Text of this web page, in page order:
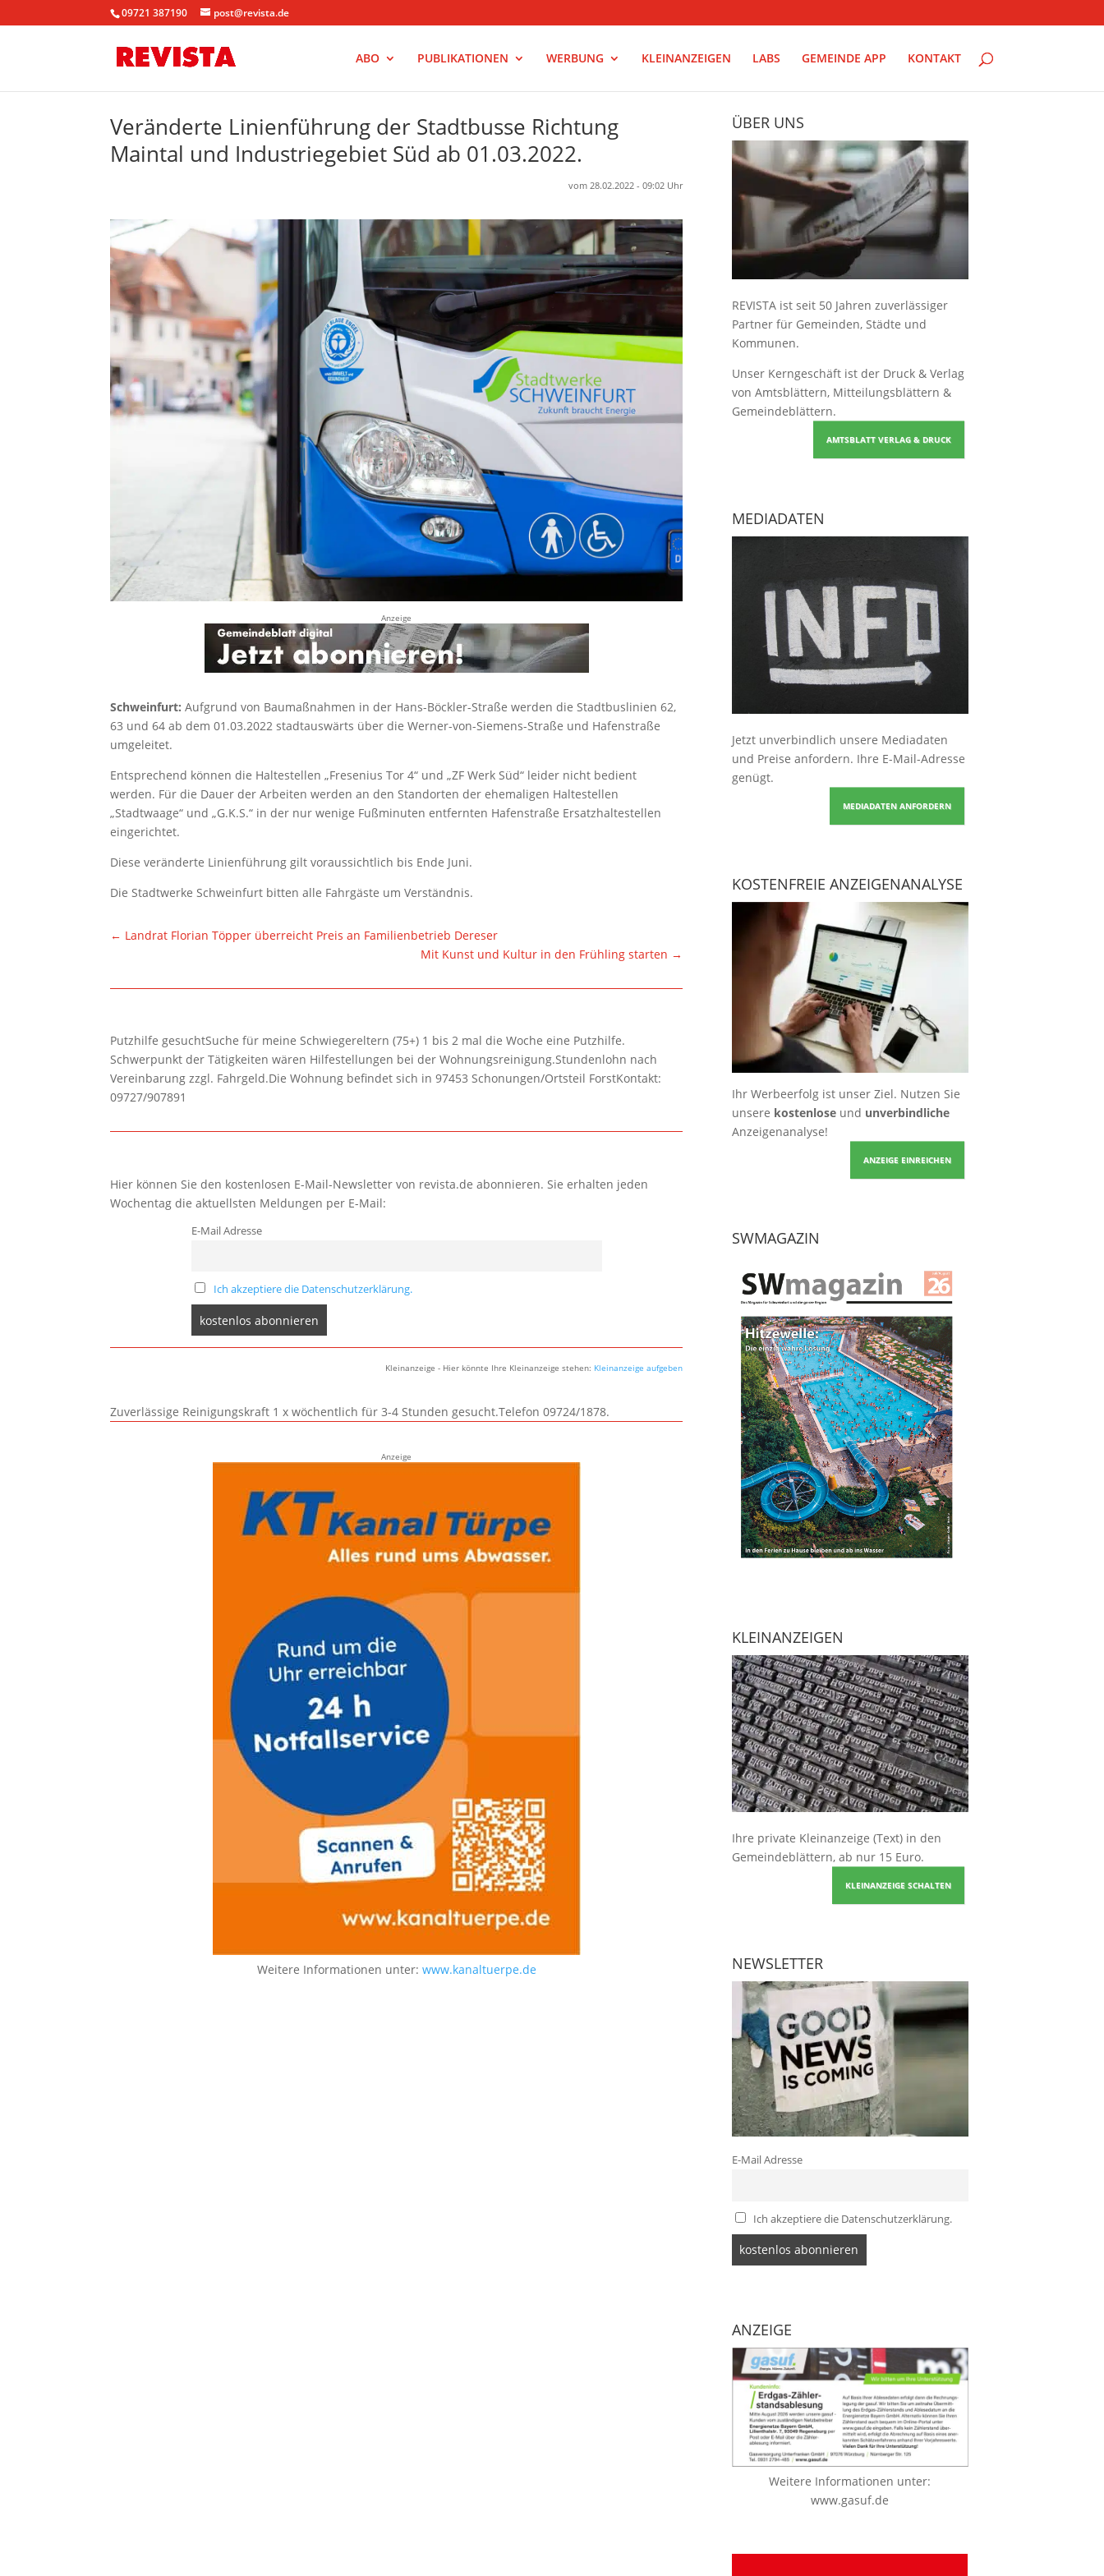
09721 387190 post@revista.de
ABO PUBLIKATIONEN WERBUNG KLEINANZEIGEN LABS GEMEINDE APP KONTAKT
Veränderte Linienführung der Stadtbusse Richtung
Maintal und Industriegebiet Süd ab 01.03.2022.
vom 28.02.2022 - 09:02 Uhr
Anzeige
Schweinfurt: Aufgrund von Baumaßnahmen in der Hans-Böckler-Straße werden die Stadtbuslinien 62,
63 und 64 ab dem 01.03.2022 stadtauswärts über die Werner-von-Siemens-Straße und Hafenstraße
umgeleitet.
Entsprechend können die Haltestellen „Fresenius Tor 4“ und „ZF Werk Süd“ leider nicht bedient
werden. Für die Dauer der Arbeiten werden an den Standorten der ehemaligen Haltestellen
„Stadtwaage“ und „G.K.S.“ in der nur wenige Fußminuten entfernten Hafenstraße Ersatzhaltestellen
eingerichtet.
Diese veränderte Linienführung gilt voraussichtlich bis Ende Juni.
Die Stadtwerke Schweinfurt bitten alle Fahrgäste um Verständnis.
← Landrat Florian Töpper überreicht Preis an Familienbetrieb Dereser
Mit Kunst und Kultur in den Frühling starten →
Putzhilfe gesuchtSuche für meine Schwiegereltern (75+) 1 bis 2 mal die Woche eine Putzhilfe.
Schwerpunkt der Tätigkeiten wären Hilfestellungen bei der Wohnungsreinigung.Stundenlohn nach
Vereinbarung zzgl. Fahrgeld.Die Wohnung befindet sich in 97453 Schonungen/Ortsteil ForstKontakt:
09727/907891
Hier können Sie den kostenlosen E-Mail-Newsletter von revista.de abonnieren. Sie erhalten jeden
Wochentag die aktuellsten Meldungen per E-Mail:
E-Mail Adresse
Ich akzeptiere die Datenschutzerklärung.
Kleinanzeige - Hier könnte Ihre Kleinanzeige stehen: Kleinanzeige aufgeben
Zuverlässige Reinigungskraft 1 x wöchentlich für 3-4 Stunden gesucht.Telefon 09724/1878.
Anzeige
Weitere Informationen unter: www.kanaltuerpe.de
ÜBER UNS
REVISTA ist seit 50 Jahren zuverlässiger
Partner für Gemeinden, Städte und
Kommunen.
Unser Kerngeschäft ist der Druck & Verlag
von Amtsblättern, Mitteilungsblättern &
Gemeindeblättern.
AMTSBLATT VERLAG & DRUCK
MEDIADATEN
Jetzt unverbindlich unsere Mediadaten
und Preise anfordern. Ihre E-Mail-Adresse
genügt.
MEDIADATEN ANFORDERN
KOSTENFREIE ANZEIGENANALYSE
Ihr Werbeerfolg ist unser Ziel. Nutzen Sie
unsere kostenloseund unverbindliche
Anzeigenanalyse!
ANZEIGE EINREICHEN
SWMAGAZIN
KLEINANZEIGEN
Ihre private Kleinanzeige (Text) in den
Gemeindeblättern, ab nur 15 Euro.
KLEINANZEIGE SCHALTEN
NEWSLETTER
E-Mail Adresse
Ich akzeptiere die Datenschutzerklärung.
ANZEIGE
Weitere Informationen unter:
www.gasuf.de